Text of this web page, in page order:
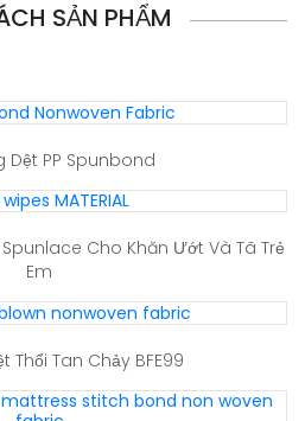
SẢN PHẨM
Dệt PP Spunbond
Cho Khăn Ướt Và Tã Trẻ
Em
Thổi Tan Chảy BFE99